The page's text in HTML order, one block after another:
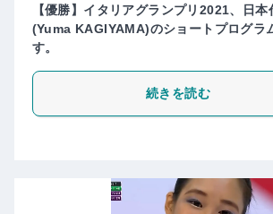
【優勝】イタリアグランプリ2021、日
(Yuma KAGIYAMA)のショートプログラ
す。
続きを読む